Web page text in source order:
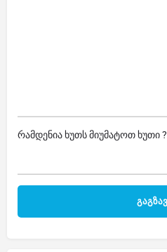
რამდენია ხუთს მიუმატოთ ხუთი ?